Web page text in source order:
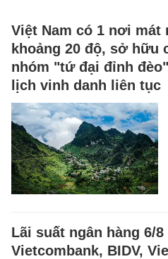
Việt Nam có 1 nơi mát
khoảng 20 độ, sở hữu
nhóm "tứ đại đỉnh
lịch vinh danh liên tục
Lãi suất ngân hàng 6/
Vietcombank, BIDV,